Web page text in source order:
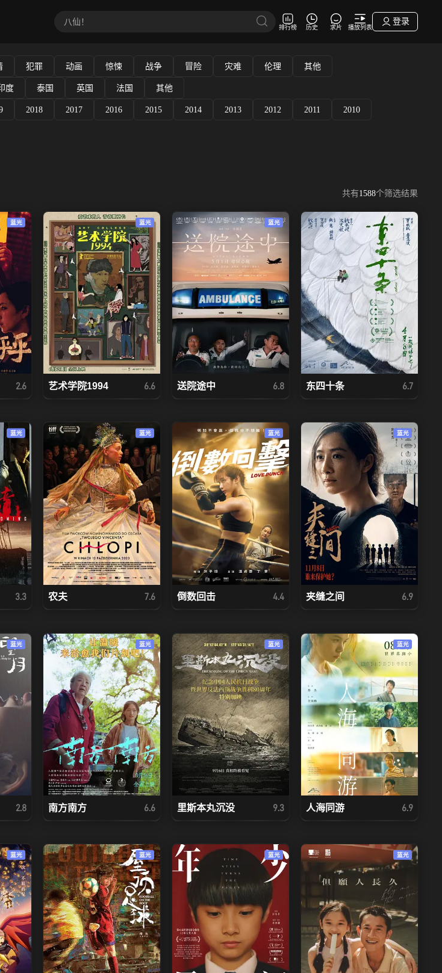
排行榜 历史 求片 播放列表
登录
犯罪 动画 惊悚 战争 冒险 灾难 伦理 其他
度 泰国 英国 法国 其他
2018 2017 2016 2015 2014 2013 2012 2011 2010
共有1588个筛选结果
蓝光
2.6
蓝光
艺术学院1994 6.6
蓝光
送院途中 6.8 东四十条 6.7
蓝光
3.3
蓝光
农夫 7.6
蓝光
倒数回击 4.4
蓝光
夹缝之间 6.9
蓝光
2.8
蓝光
南方南方 6.6
蓝光
里斯本丸沉没 9.3
蓝光
人海同游 6.9
蓝光 蓝光 蓝光 蓝光